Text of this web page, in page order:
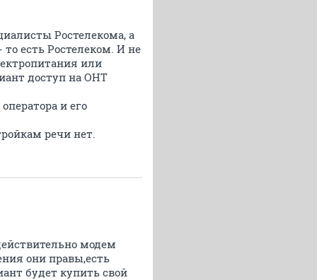
Ростелекома, а
то есть Ростелеком. И не
или
доступ на ОНТ
и его
речи нет.
модем
они правы,есть
будет купить свой